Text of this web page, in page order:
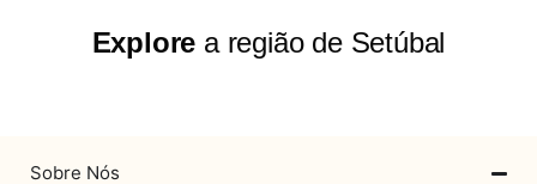
Explore a região de Setúbal
Sobre Nós